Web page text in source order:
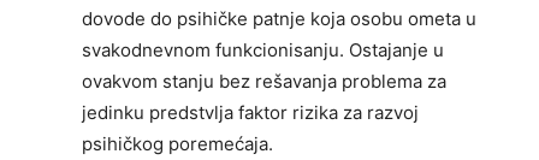
dovode do psihičke patnje koja osobu ometa u
svakodnevnom funkcionisanju. Ostajanje u
ovakvom stanju bez rešavanja problema za
jedinku predstvlja faktor rizika za razvoj
psihičkog poremećaja.